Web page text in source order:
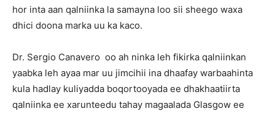
hor inta aan qalniinka la samayna loo sii sheego waxa
dhici doona marka uu ka kaco.
Dr. Sergio Canavero oo ah ninka leh fikirka qalniinkan
yaabka leh ayaa mar uu jimcihii ina dhaafay warbaahinta
kula hadlay kuliyadda boqortooyada ee dhakhaatiirta
qalniinka ee xarunteedu tahay magaalada Glasgow ee